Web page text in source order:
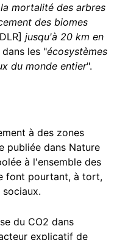
mortalité des arbres
des biomes
jusqu'à 20 km en
dans les "écosystèmes
du monde entier".
à des zones
publiée dans Nature
à l'ensemble des
font pourtant, à tort,
du CO2 dans
explicatif de